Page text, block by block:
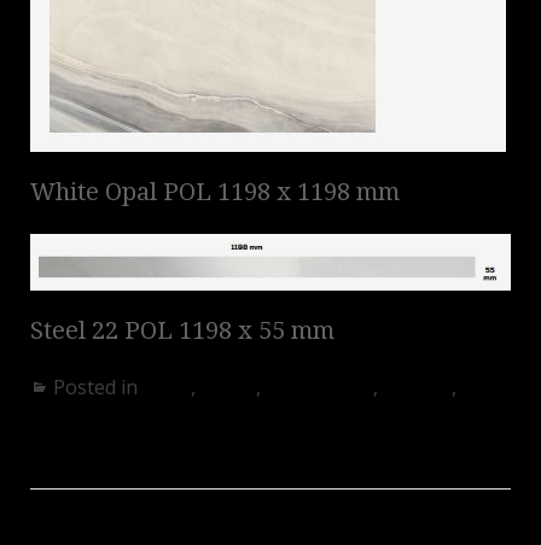
White Opal POL 1198 x 1198 mm
Steel 22 POL 1198 x 55 mm
Posted in , , ,
,